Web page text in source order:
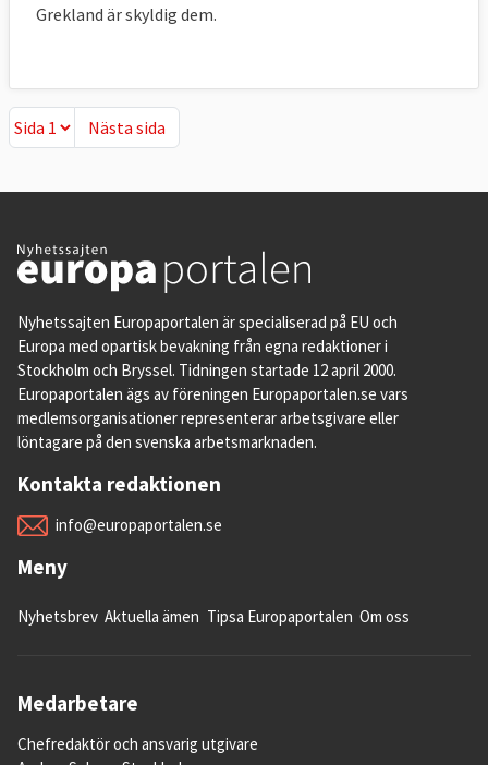
Europeiska
Europeiska banken för
återuppbyggnad och
Låneprogrammet löpte på två år och under
den tiden var det bara fem miljarder som
betalades ut.
Därefter beslutade parterna om ytterligare
två lån på sammanlagt 10 miljarder, först
mellan 2011-2013 och sen 2013-2015. Dessa
och de utnyttjades aldrig.
avslutades i september 2015. Den särskilda
procent av lånet som betalades ut i första
programmet är återbetalt.
Grekland är skyldig dem.
Nästa sida
Nästa sida
Nyhetssajten Europaportalen är specialiserad på EU och
Europa med opartisk bevakning från egna redaktioner i
Stockholm och Bryssel. Tidningen startade 12 april 2000.
Europaportalen ägs av föreningen Europaportalen.se vars
medlemsorganisationer representerar arbetsgivare eller
löntagare på den svenska arbetsmarknaden.
Kontakta redaktionen
info@europaportalen.se
Meny
Nyhetsbrev Aktuella ämen Tipsa Europaportalen Om oss
Medarbetare
Chefredaktör och ansvarig utgivare